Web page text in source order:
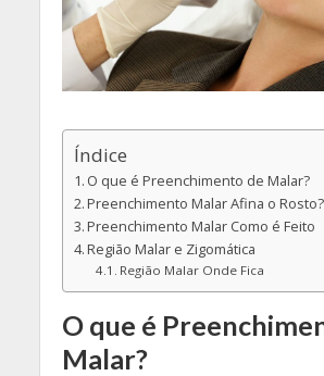
Índice
O que é Preenchimento de Malar?
Preenchimento Malar Afina o Rosto?
Preenchimento Malar Como é Feito
Região Malar e Zigomática
Região Malar Onde Fica
O que é
Malar?